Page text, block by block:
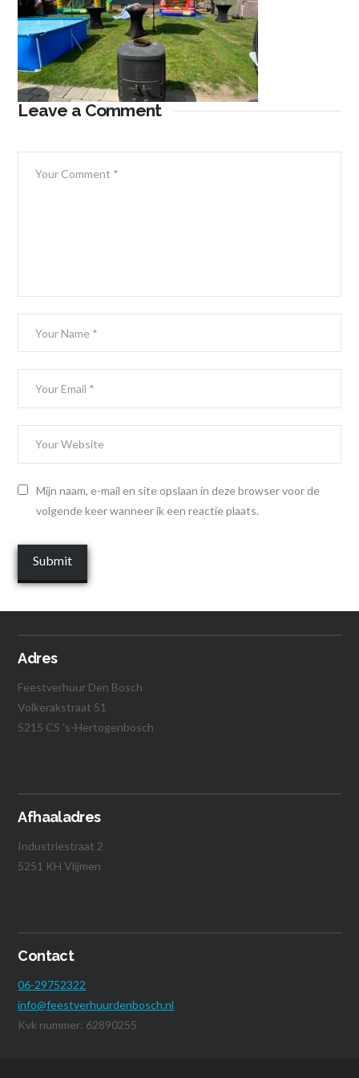
Leave a Comment
Mijn naam, e-mail en site opslaan in deze browser voor de
volgende keer wanneer ik een reactie plaats.
Adres
Feestverhuur Den Bosch
Volkerakstraat 51
5215 CS 's-Hertogenbosch
Afhaaladres
Industriestraat 2
5251 KH Vlijmen
Contact
06-29752322
info@feestverhuurdenbosch.nl
Kvk nummer: 62890255